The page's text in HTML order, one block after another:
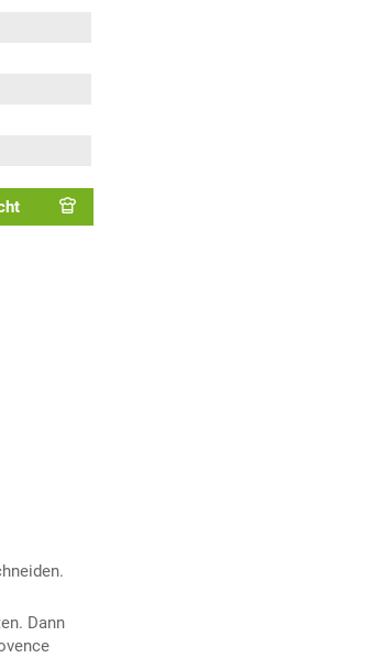
Dann